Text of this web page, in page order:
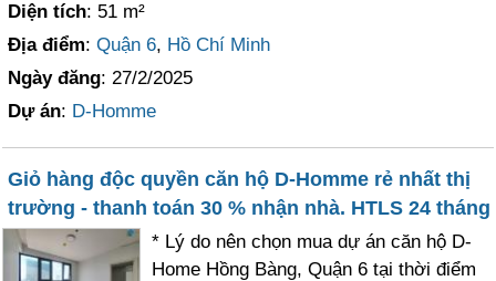
Diện tích: 51 m²
Địa điểm:Quận 6, Hồ Chí Minh
Ngày đăng: 27/2/2025
Dự án: D-Homme
Giỏ hàng độc quyền căn hộ D-Homme rẻ nhất thị
trường - thanh toán 30 % nhận nhà. HTLS 24 tháng
* Lý do nên chọn mua dự án căn hộ D-
Home Hồng Bàng, Quận 6 tại thời điểm